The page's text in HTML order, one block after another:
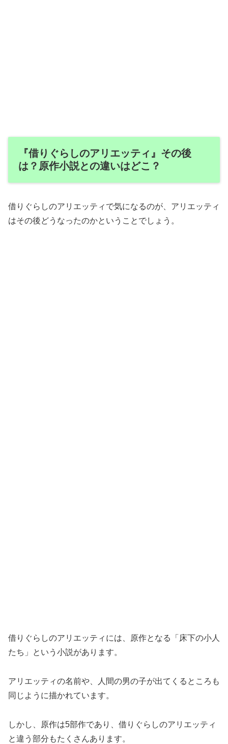
『借りぐらしのアリエッティ』その後
は？原作小説との違いはどこ？
借りぐらしのアリエッティで気になるのが、アリエッティ
はその後どうなったのかということでしょう。
借りぐらしのアリエッティには、原作となる「床下の小人
たち」という小説があります。
アリエッティの名前や、人間の男の子が出てくるところも
同じように描かれています。
しかし、原作は5部作であり、借りぐらしのアリエッティ
と違う部分もたくさんあります。